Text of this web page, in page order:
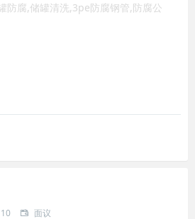
防腐,储罐清洗,3pe防腐钢管,防腐公
10 面议